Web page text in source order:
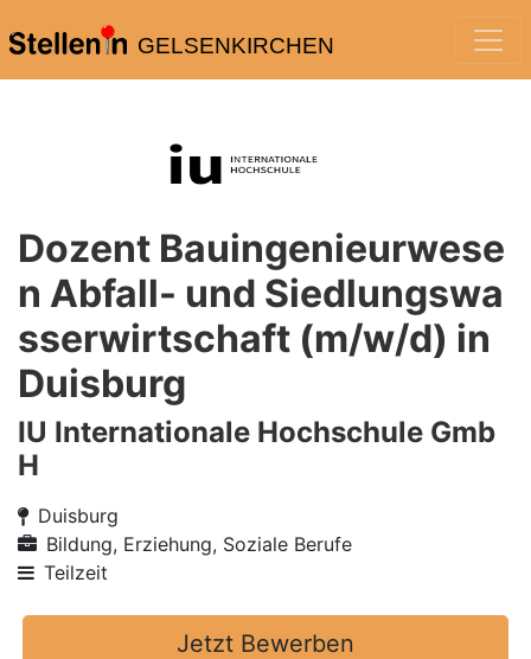
GELSENKIRCHEN
Dozent Bauingenieurwese
n Abfall- und Siedlungswa
sserwirtschaft (m/w/d) in
Duisburg
IU Internationale Hochschule Gmb
H
Duisburg
Bildung, Erziehung, Soziale Berufe
Teilzeit
Jetzt Bewerben